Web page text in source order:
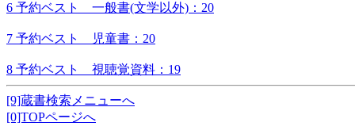
6 予約ベスト 一般書(文学以外)：20
7 予約ベスト 児童書：20
8 予約ベスト 視聴覚資料：19
[9]蔵書検索メニューへ
[0]TOPページへ